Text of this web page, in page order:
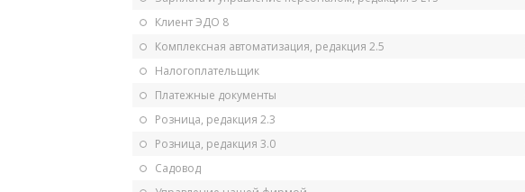
Клиент ЭДО 8
Комплексная автоматизация, редакция 2.5
Налогоплательщик
Платежные документы
Розница, редакция 2.3
Розница, редакция 3.0
Садовод